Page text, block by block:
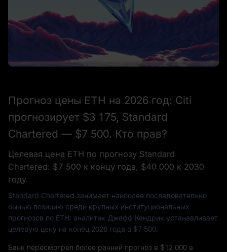
Прогноз цены ETH на 2026 год: Citi
прогнозирует $3 175, Standard
Chartered — $7 500. Кто прав?
Целевая цена ETH по прогнозу Standard
Chartered: $7 500 к концу года, $40 000 к 2030
году
Standard Chartered занимает наиболее последовательно
бычью позицию среди крупных институциональных
прогнозов по ETH: аналитик Джефф Кендрик устанавливает
целевую цену на конец 2026 года в $7 500.
Банк пересмотрел более ранний прогноз в $12 000 в